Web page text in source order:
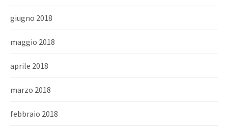
giugno 2018
maggio 2018
aprile 2018
marzo 2018
febbraio 2018